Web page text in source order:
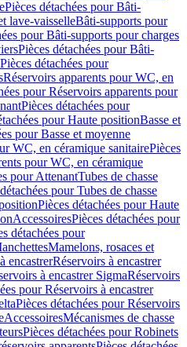
Pièces détachées pour Bâti-
lave-vaisselleBâti-supports pour
pour Bâti-supports pour charges
Pièces détachées pour Bâti-
Pièces détachées pour
Réservoirs apparents pour WC, en
pour Réservoirs apparents pour
Pièces détachées pour
pour Haute positionBasse et
pour Basse et moyenne
WC, en céramique sanitairePièces
pour WC, en céramique
pour AttenantTubes de chasse
pour Tubes de chasse
Pièces détachées pour Haute
AccessoiresPièces détachées pour
détachées pour
Mamelons, rosaces et
encastrerRéservoirs à encastrer
à encastrer SigmaRéservoirs
pour Réservoirs à encastrer
Pièces détachées pour Réservoirs
AccessoiresMécanismes de chasse
Pièces détachées pour Robinets